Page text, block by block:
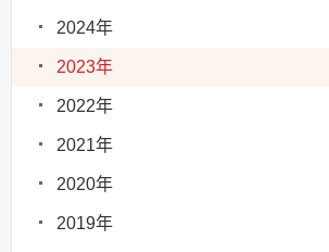
2024年
2023年
2022年
2021年
2020年
2019年